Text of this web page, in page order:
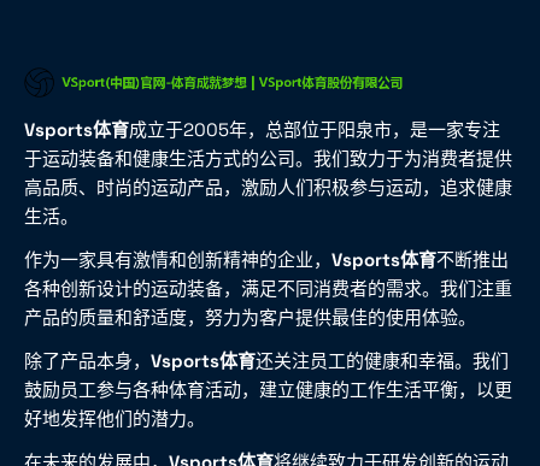
Vsports体育成立于2005年，总部位于阳泉市，是一家专注
于运动装备和健康生活方式的公司。我们致力于为消费者提供
高品质、时尚的运动产品，激励人们积极参与运动，追求健康
生活。
作为一家具有激情和创新精神的企业， Vsports体育不断推出
各种创新设计的运动装备，满足不同消费者的需求。我们注重
产品的质量和舒适度，努力为客户提供最佳的使用体验。
除了产品本身， Vsports体育还关注员工的健康和幸福。我们
鼓励员工参与各种体育活动，建立健康的工作生活平衡，以更
好地发挥他们的潜力。